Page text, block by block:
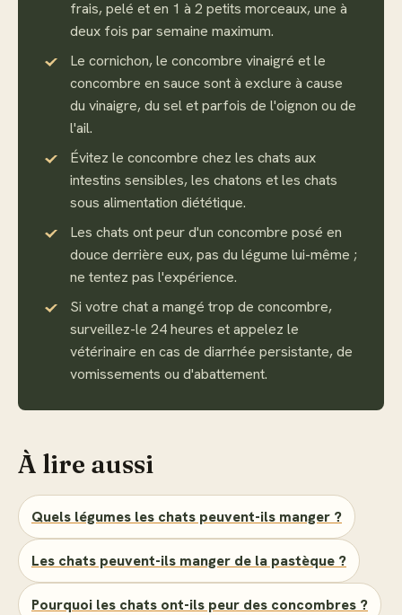
frais, pelé et en 1 à 2 petits morceaux, une à
deux fois par semaine maximum.
Le cornichon, le concombre vinaigré et le
concombre en sauce sont à exclure à cause
du vinaigre, du sel et parfois de l'oignon ou de
l'ail.
Évitez le concombre chez les chats aux
intestins sensibles, les chatons et les chats
sous alimentation diététique.
Les chats ont peur d'un concombre posé en
douce derrière eux, pas du légume lui-même ;
ne tentez pas l'expérience.
Si votre chat a mangé trop de concombre,
surveillez-le 24 heures et appelez le
vétérinaire en cas de diarrhée persistante, de
vomissements ou d'abattement.
À lire aussi
Quels légumes les chats peuvent-ils manger ?
Les chats peuvent-ils manger de la pastèque ?
Pourquoi les chats ont-ils peur des concombres ?